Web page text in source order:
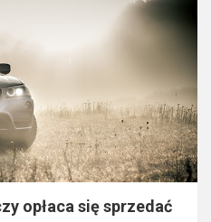
opłaca się sprzedać